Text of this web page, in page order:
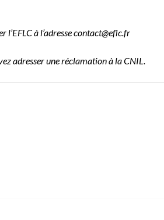
à l’adresse contact@eflc.fr
adresser une réclamation à la CNIL.